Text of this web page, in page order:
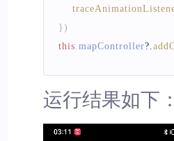
})
this mapController?.
运行结果如下